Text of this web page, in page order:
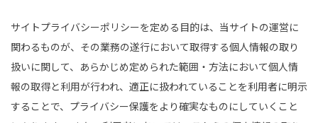
サイトプライバシーポリシーを定める目的は、当サイトの運営に
関わるものが、その業務の遂行において取得する個人情報の取り
扱いに関して、あらかじめ定められた範囲・方法において個人情
報の取得と利用が行われ、適正に扱われていることを利用者に明示
することで、プライバシー保護をより確実なものにしていくこと